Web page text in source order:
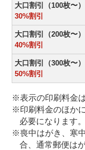
大口割引（100枚〜）
30%割引
大口割引（200枚〜）
40%割引
大口割引（300枚〜）
50%割引
※表示の印刷料金
※印刷料金のほか
必要になります。
※喪中はがき、寒
合、通常郵便は